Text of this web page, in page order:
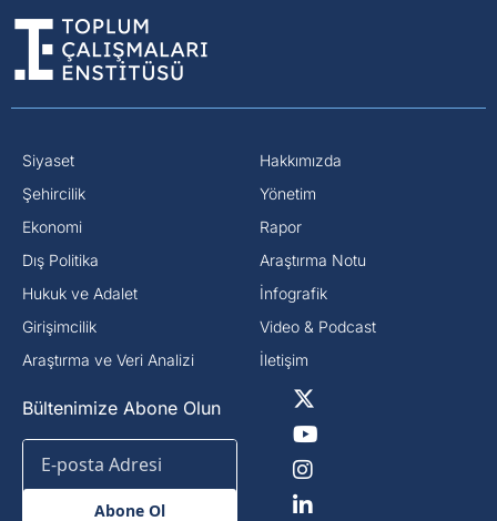
Siyaset
⁠Şehircilik
Ekonomi
Dış Politika
⁠Hukuk ve Adalet
Girişimcilik
Araştırma ve Veri Analizi
Hakkımızda
Yönetim
Rapor
Araştırma Notu
İnfografik
Video & Podcast
İletişim
Bültenimize Abone Olun
Abone Ol